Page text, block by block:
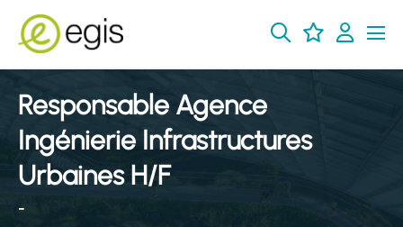
Responsable Agence
Ingénierie Infrastructures
Urbaines H/F
-